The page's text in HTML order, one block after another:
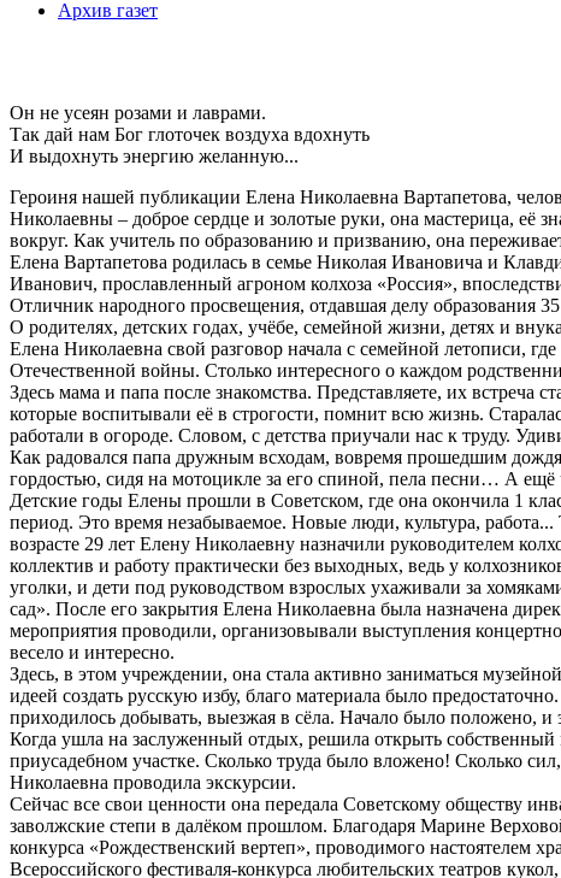
Архив газет
Он не усеян розами и лаврами.
Так дай нам Бог глоточек воздуха вдохнуть
И выдохнуть энергию желанную...
Героиня нашей публикации Елена Николаевна Вартапетова,
Николаевны – доброе сердце и золотые руки, она мастерица, её
вокруг. Как учитель по образованию и призванию, она
Елена Вартапетова родилась в семье Николая Ивановича и
Иванович, прославленный агроном колхоза «Россия»,
Отличник народного просвещения, отдавшая делу образования
О родителях, детских годах, учёбе, семейной жизни, детях и
Елена Николаевна свой разговор начала с семейной летописи,
Отечественной войны. Столько интересного о каждом
Здесь мама и папа после знакомства. Представляете, их
которые воспитывали её в строгости, помнит всю жизнь.
работали в огороде. Словом, с детства приучали нас к труду.
Как радовался папа дружным всходам, вовремя прошедшим
гордостью, сидя на мотоцикле за его спиной, пела песни… А ещё
Детские годы Елены прошли в Советском, где она окончила 1
период. Это время незабываемое. Новые люди, культура,
возрасте 29 лет Елену Николаевну назначили руководителем
коллектив и работу практически без выходных, ведь у
уголки, и дети под руководством взрослых ухаживали за
сад». После его закрытия Елена Николаевна была назначена
мероприятия проводили, организовывали выступления
весело и интересно.
Здесь, в этом учреждении, она стала активно заниматься
идеей создать русскую избу, благо материала было
приходилось добывать, выезжая в сёла. Начало было положено,
Когда ушла на заслуженный отдых, решила открыть собственный
приусадебном участке. Сколько труда было вложено! Сколько
Николаевна проводила экскурсии.
Сейчас все свои ценности она передала Советскому обществу
заволжские степи в далёком прошлом. Благодаря Марине
конкурса «Рождественский вертеп», проводимого настоятелем
Всероссийского фестиваля-конкурса любительских театров